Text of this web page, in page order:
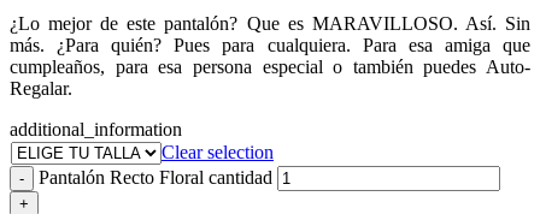
¿Lo mejor de este pantalón? Que es MARAVILLOSO. Así. Sin
más. ¿Para quién? Pues para cualquiera. Para esa amiga que
cumpleaños, para esa persona especial o también puedes Auto-
Regalar.
additional_information
Clear selection
- Pantalón Recto Floral cantidad
+